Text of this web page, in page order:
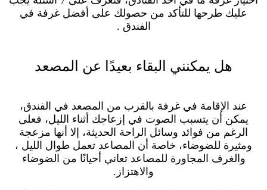
عليك طرحها للتأكد من حصولك على أفضل غرفة في
الفندق .
هل يمكنني البقاء بعيدًا عن المصعد
عند الإقامة في غرفة بالقرب من المصعد في الفندق،
يمكن أن يتسبب الصوت في إزعاجك أثناء الليل، فعلى
الرغم من فوائد وسائل الراحة الحديثة، إلا أنها مزعجة
ومثيرة للضوضاء، خاصة أن المصاعد تعمل طوال الليل ،
والغرف المجاورة للمصاعد تعاني أحيانًا من الضوضاء
والاهتزاز.